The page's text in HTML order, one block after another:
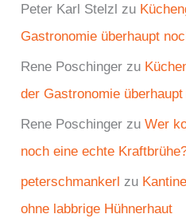
Peter Karl Stelzl zu
Gastronomie überhaupt
Rene Poschinger zu
der Gastronomie
Rene Poschinger zuWer
noch eine echte
peterschmankerl zu
ohne labbrige Hühnerhaut